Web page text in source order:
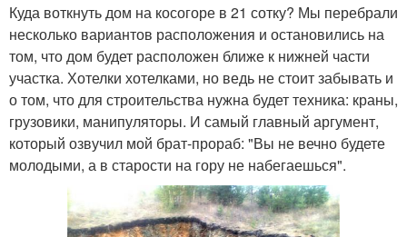
Куда воткнуть дом на косогоре в 21 сотку? Мы перебрали
несколько вариантов расположения и остановились на
том, что дом будет расположен ближе к нижней части
участка. Хотелки хотелками, но ведь не стоит забывать и
о том, что для строительства нужна будет техника: краны,
грузовики, манипуляторы. И самый главный аргумент,
который озвучил мой брат-прораб: "Вы не вечно будете
молодыми, а в старости на гору не набегаешься".